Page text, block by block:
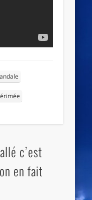
c’est
en fait